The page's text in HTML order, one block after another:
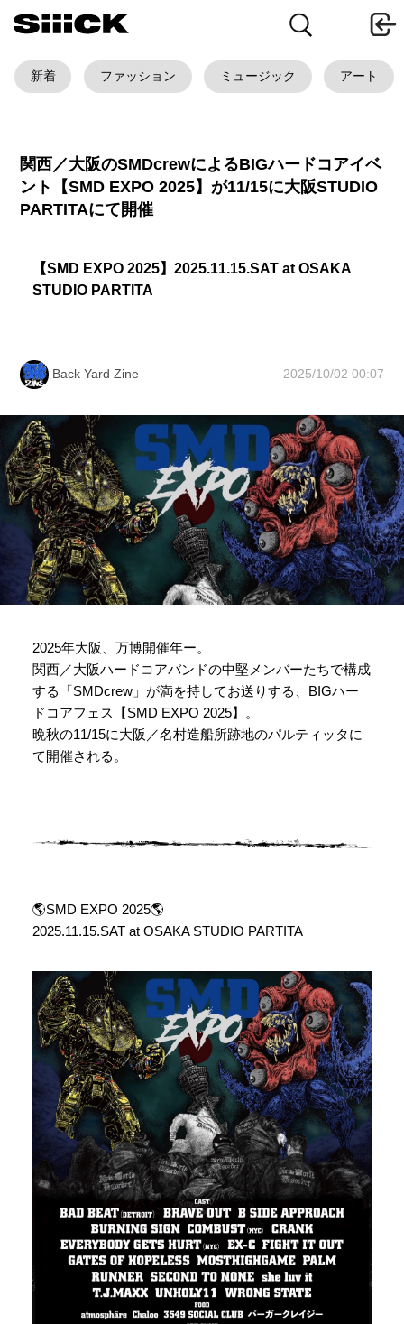
新着 ファッション ミュージック アート
関西／大阪のSMDcrewによるBIGハードコアイベ
ント【SMD EXPO 2025】が11/15に大阪STUDIO
PARTITAにて開催
【SMD EXPO 2025】2025.11.15.SAT at OSAKA
STUDIO PARTITA
Back Yard Zine 2025/10/02 00:07
2025年大阪、万博開催年ー。
関西／大阪ハードコアバンドの中堅メンバーたちで構成
する「SMDcrew」が満を持してお送りする、BIGハー
ドコアフェス【SMD EXPO 2025】。
晩秋の11/15に大阪／名村造船所跡地のパルティッタに
て開催される。
🌎SMD EXPO 2025🌎
2025.11.15.SAT at OSAKA STUDIO PARTITA